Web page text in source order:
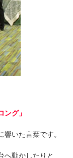
グ」
いた言葉です。
へ動かしたりと